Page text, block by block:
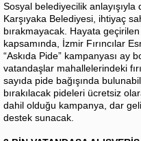
Sosyal belediyecilik anlayışıyla
Karşıyaka Belediyesi, ihtiyaç
bırakmayacak. Hayata geçirilen
kapsamında, İzmir Fırıncılar
“Askıda Pide” kampanyası ay
vatandaşlar mahallelerindeki
sayıda pide bağışında
bırakılacak pideleri ücretsiz
dahil olduğu kampanya, dar
destek sunacak.